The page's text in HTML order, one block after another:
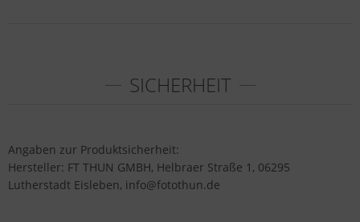
SICHERHEIT
Angaben zur Produktsicherheit:
Hersteller: FT THUN GMBH, Helbraer Straße 1, 06295
Lutherstadt Eisleben, info@fotothun.de